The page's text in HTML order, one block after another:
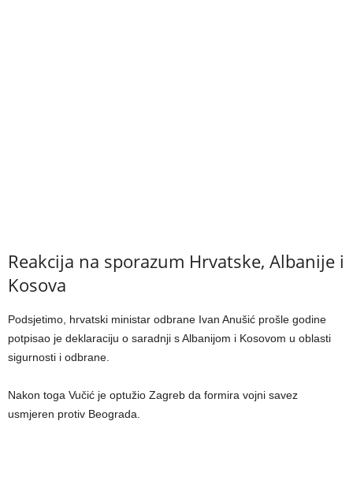
Reakcija na sporazum Hrvatske, Albanije i
Kosova
Podsjetimo, hrvatski ministar odbrane Ivan Anušić prošle godine
potpisao je deklaraciju o saradnji s Albanijom i Kosovom u oblasti
sigurnosti i odbrane.
Nakon toga Vučić je optužio Zagreb da formira vojni savez
usmjeren protiv Beograda.